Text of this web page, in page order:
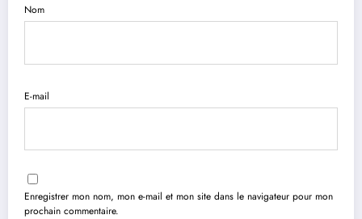
Nom
E-mail
Enregistrer mon nom, mon e-mail et mon site dans le navigateur pour mon
prochain commentaire.